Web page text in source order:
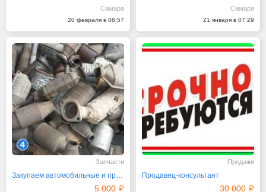
Самара
20 февраля в 08:57
Самара
21 января в 07:29
4
Запчасти
Закупаем автомобильные и промышленные катализаторы б/у
5 000
Продажи
Продавец-консультант
30 000